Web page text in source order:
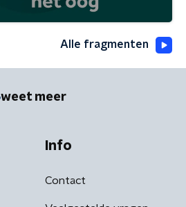
Alle fragmenten
weet meer
Info
Contact